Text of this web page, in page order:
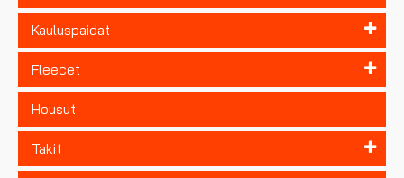
Kauluspaidat
Fleecet
Housut
Takit